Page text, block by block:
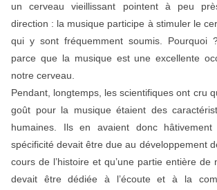
un cerveau vieillissant pointent à peu
direction : la musique participe à stimuler le
qui y sont fréquemment soumis. Pourquoi
parce que la musique est une excellente
notre cerveau.
Pendant, longtemps, les scientifiques ont cru
goût pour la musique étaient des
humaines. Ils en avaient donc
spécificité devait être due au développement
cours de l’histoire et qu’une partie entière de
devait être dédiée à l’écoute et à la